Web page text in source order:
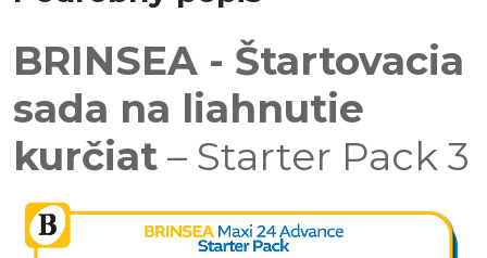
BRINSEA - Štartovacia
sada na liahnutie
kurčiat – Starter Pack 3